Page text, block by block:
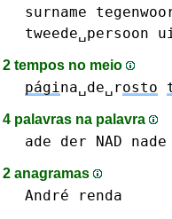
surname
tweede␣persoon
2 tempos no meio
página␣de␣rosto
4 palavras na palavra
ade der NAD nade
2 anagramas
André renda